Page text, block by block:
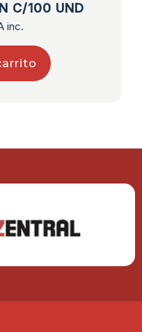
C/100 UND
inc.